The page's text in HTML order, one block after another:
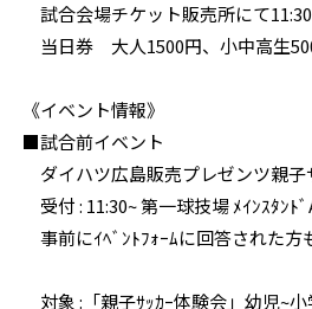
試合会場チケット販売所にて
当日券 大人1500円、小中高生
《イベント情報》
■試合前イベント
ダイハツ広島販売プレゼンツ親子
受付 : 11:30~ 第一球技場 ﾒｲﾝｽﾀﾝﾄ
事前にｲﾍﾞﾝﾄﾌｫｰﾑに回答された方
対象 :「親子ｻｯｶｰ体験会」幼児~